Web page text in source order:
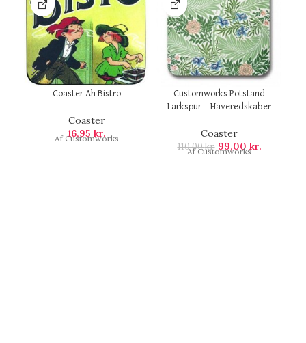
Coaster Ah Bistro
Coaster
16,95 kr.
Af Customworks
Customworks Potstand
Larkspur – Haveredskaber
Coaster
110,00kr. 99,00 kr.
Af Customworks